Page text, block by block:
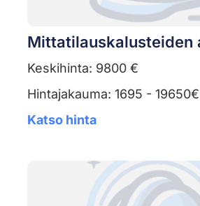
Mittatilauskalusteiden
Keskihinta: 9800 €
Hintajakauma: 1695 - 19650€
Katso hinta